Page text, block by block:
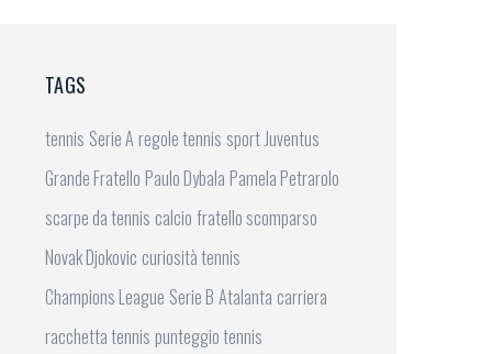
TAGS
tennis Serie A regole tennis sportJuventus
Grande Fratello Paulo Dybala Pamela Petrarolo
scarpe da tennis calcio fratello scomparso
Novak Djokovic curiosità tennis
Champions League Serie B Atalanta carriera
racchetta tennis punteggio tennis